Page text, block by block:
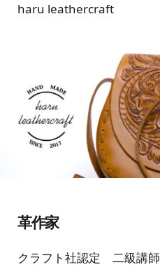
haru leathercraft
革作家
クラフト社認定 二級講師